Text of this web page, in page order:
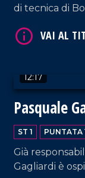
di tecnica di
12:17
Pasquale
ST 1 PUNTATA
Già
Gagliardi è
VAI AL TITOLO
VAI AL TITOLO